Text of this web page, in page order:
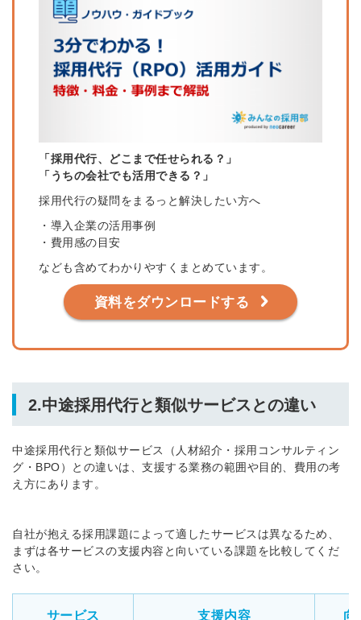
「採用代行、どこまで任せられる？」
「うちの会社でも活用できる？」
採用代行の疑問をまるっと解決したい方へ
・導入企業の活用事例
・費用感の目安
なども含めてわかりやすくまとめています。
資料をダウンロードする
2.中途採用代行と類似サービスとの違い
中途採用代行と類似サービス（人材紹介・採用コンサルティン
グ・BPO）との違いは、支援する業務の範囲や目的、費用の考
え方にあります。
自社が抱える採用課題によって適したサービスは異なるため、
まずは各サービスの支援内容と向いている課題を比較してくだ
さい。
サービス 支援内容 向